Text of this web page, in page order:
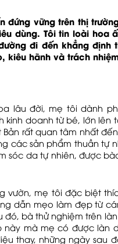
đứng vững trên thị
dùng. Tôi tin loài hoa
đi đến khẳng định
kiêu hãnh và trách
lâu đời, mẹ tôi dành
kinh doanh từ bé, lớn lên
rất quan tâm nhất
các sản phẩm thuần tự
sóc da tự nhiên, được
vườn, mẹ tôi đặc biệt
dẫn mẹo làm đẹp từ
bà thử nghiệm trên
mà mẹ có được làn
thay, những ngày sau